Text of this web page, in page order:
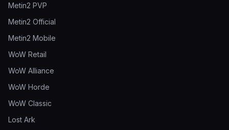
Metin2 PVP
Metin2 Official
Metin2 Mobile
WoW Retail
WoW Alliance
WoW Horde
WoW Classic
Lost Ark